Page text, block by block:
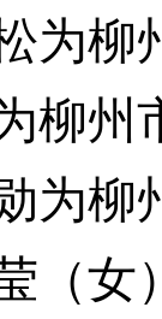
为柳
柳州
为柳
（女